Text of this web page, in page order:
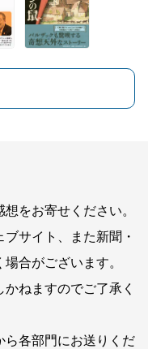
をお寄せください。
サイト、また新聞・
合がございます。
ねますのでご了承く
ら各部門にお送りくだ